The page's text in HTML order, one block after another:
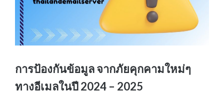
การป้องกันข้อมูล จากภัยคุกคามใหม่ๆ
ทางอีเมลในปี 2024 – 2025